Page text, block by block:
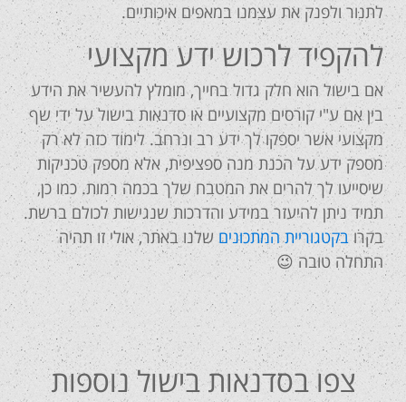
לתנור ולפנק את עצמנו במאפים איכותיים.
להקפיד לרכוש ידע מקצועי
אם בישול הוא חלק גדול בחייך, מומלץ להעשיר את הידע
בין אם ע"י קורסים מקצועיים או סדנאות בישול על ידי שף
מקצועי אשר יספקו לך ידע רב ונרחב. לימוד כזה לא רק
מספק ידע על הכנת מנה ספציפית, אלא מספק טכניקות
שיסייעו לך להרים את המטבח שלך בכמה רמות. כמו כן,
תמיד ניתן להיעזר במידע והדרכות שנגישות לכולם ברשת.
בקרובקטגוריית המתכונים שלנו באתר, אולי זו תהיה
התחלה טובה 😉
צפו בסדנאות בישול נוספות